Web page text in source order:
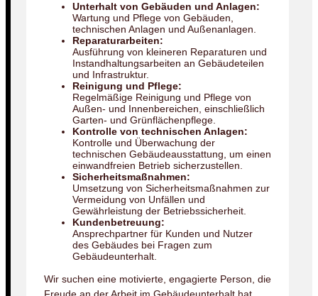
Unterhalt von Gebäuden und Anlagen:
Wartung und Pflege von Gebäuden,
technischen Anlagen und Außenanlagen.
Reparaturarbeiten:
Ausführung von kleineren Reparaturen und
Instandhaltungsarbeiten an Gebäudeteilen
und Infrastruktur.
Reinigung und Pflege:
Regelmäßige Reinigung und Pflege von
Außen- und Innenbereichen, einschließlich
Garten- und Grünflächenpflege.
Kontrolle von technischen Anlagen:
Kontrolle und Überwachung der
technischen Gebäudeausstattung, um einen
einwandfreien Betrieb sicherzustellen.
Sicherheitsmaßnahmen:
Umsetzung von Sicherheitsmaßnahmen zur
Vermeidung von Unfällen und
Gewährleistung der Betriebssicherheit.
Kundenbetreuung:
Ansprechpartner für Kunden und Nutzer
des Gebäudes bei Fragen zum
Gebäudeunterhalt.
Wir suchen eine motivierte, engagierte Person, die